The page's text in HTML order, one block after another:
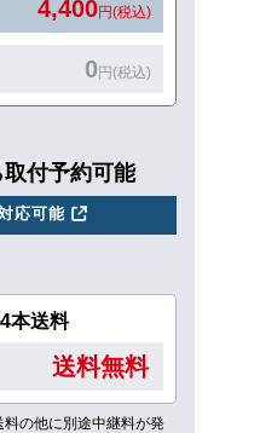
4,400円(税込)
0円(税込)
取付予約可能
応可能
本送料
送料無料
の他に別途中継料が発